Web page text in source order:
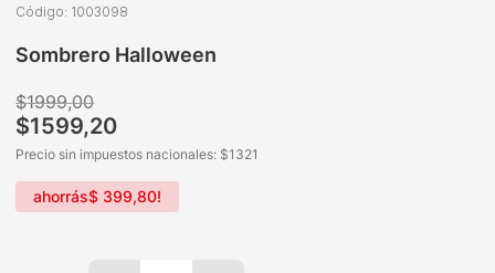
Código: 1003098
Sombrero Halloween
$1999,00
$1599,20
Precio sin impuestos nacionales: $1321
ahorrás$ 399,80!